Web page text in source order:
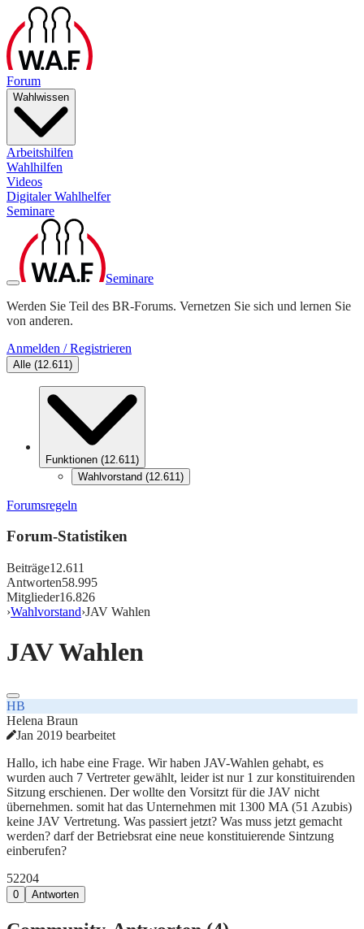
Forum
Wahlwissen
Arbeitshilfen
Wahlhilfen
Videos
Digitaler Wahlhelfer
Seminare
Seminare
Werden Sie Teil des BR-Forums. Vernetzen Sie sich und lernen Sie
von anderen.
Anmelden / Registrieren
Alle (12.611)
Funktionen (12.611)
Wahlvorstand (12.611)
Forumsregeln
Forum-Statistiken
Beiträge12.611
Antworten58.995
Mitglieder16.826
›Wahlvorstand›JAV Wahlen
JAV Wahlen
HB
Helena Braun
Jan 2019 bearbeitet
Hallo, ich habe eine Frage. Wir haben JAV-Wahlen gehabt, es
wurden auch 7 Vertreter gewählt, leider ist nur 1 zur konstituirenden
Sitzung erschienen. Der wollte den Vorsitzt für die JAV nicht
übernehmen. somit hat das Unternehmen mit 1300 MA (51 Azubis)
keine JAV Vertretung. Was passiert jetzt? Was muss jetzt gemacht
werden? darf der Betriebsrat eine neue konstituierende Sintzung
einberufen?
52204
0 Antworten